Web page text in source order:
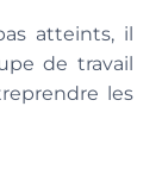
atteints, il
de travail
les